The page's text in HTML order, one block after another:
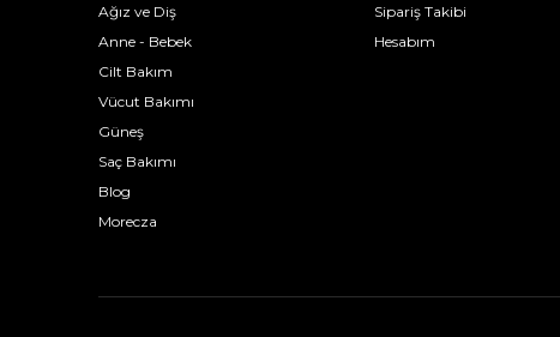
Ağız ve Diş
Anne - Bebek
Cilt Bakım
Vücut Bakımı
Güneş
Saç Bakımı
Blog
Morecza
Sipariş Takibi
Hesabım